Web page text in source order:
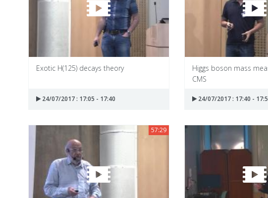
Exotic H(125) decays theory
24/07/2017 : 17:05 - 17:40
Higgs boson mass
CMS
24/07/2017 : 17:40 -
57:29